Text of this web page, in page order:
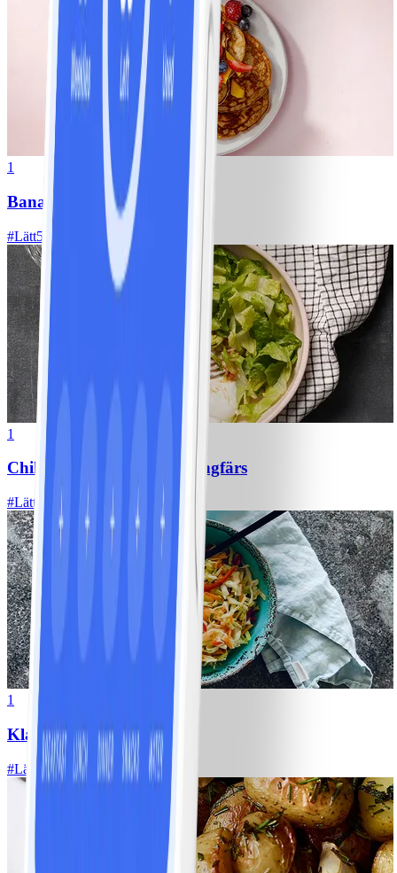
1
Bananpannkakor
#Lätt5 MIN
1
Chili con carne med kycklingfärs
#Lätt
1
Klassisk vitkålssallad
#Lätt 20 MIN